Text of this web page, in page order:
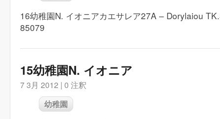
16幼稚園N. イオニアカエサレア27A – Dorylaiou
85079
15幼稚園N. イオニア
7 3月 2012 | 0 注釈
幼稚園